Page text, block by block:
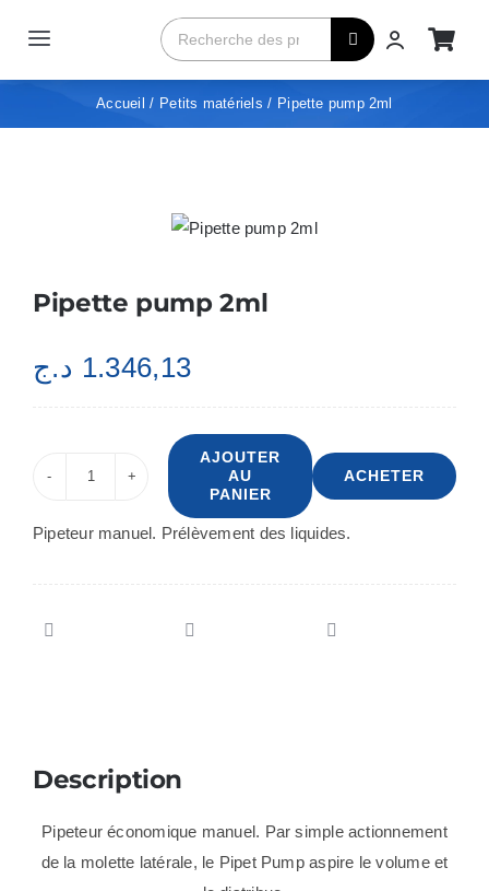
Toggle
Navigation
Contact
Achetez maintenant
Rechercher:
Accueil Petits matériels Pipette pump 2ml
Pipette pump 2ml
1.346,13 د.ج
AJOUTER
AU
PANIER
ACHETER
Pipeteur manuel. Prélèvement des liquides.
Description
Pipeteur économique manuel. Par simple actionnement
de la molette latérale, le Pipet Pump aspire le volume et